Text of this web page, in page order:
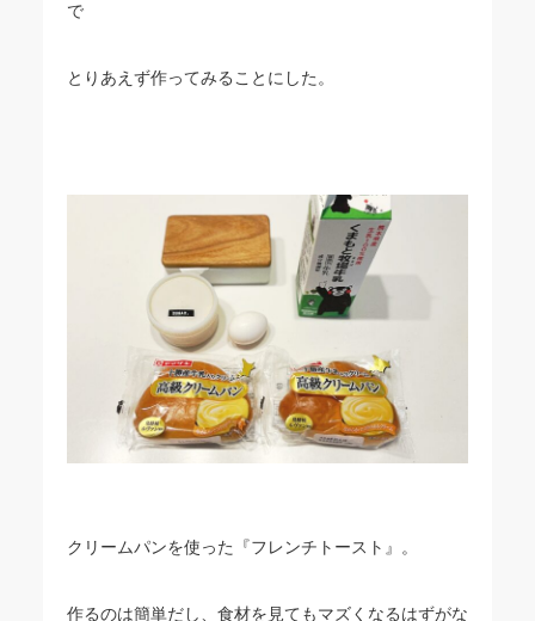
で
とりあえず作ってみることにした。
クリームパンを使った『フレンチトースト』。
作るのは簡単だし、食材を見てもマズくなるはずがな